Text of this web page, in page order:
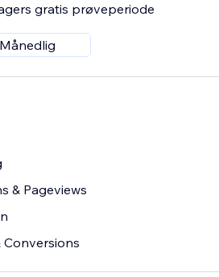
gratis prøveperiode
Månedlig
& Pageviews